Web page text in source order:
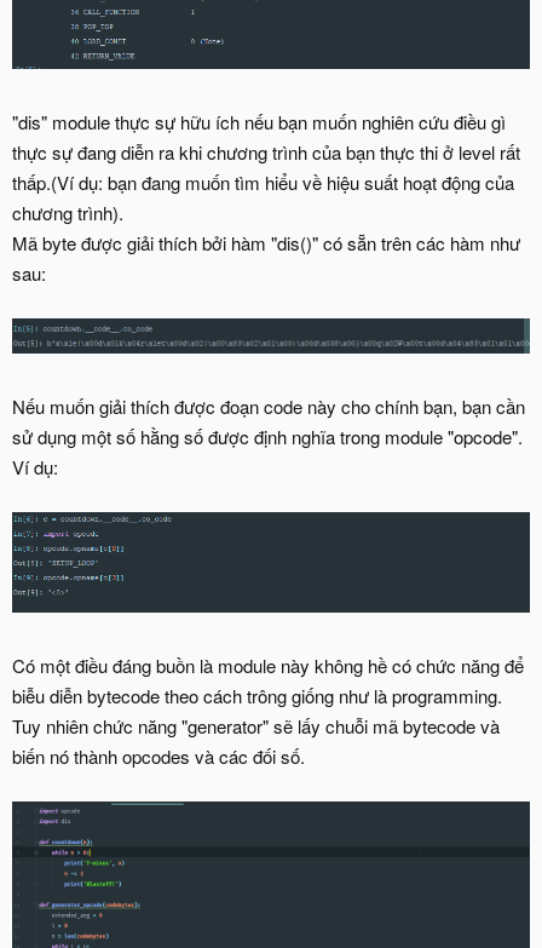
"dis" module thực sự hữu ích nếu bạn muốn nghiên cứu điều gì
thực sự đang diễn ra khi chương trình của bạn thực thi ở level rất
thấp.(Ví dụ: bạn đang muốn tìm hiểu về hiệu suất hoạt động của
chương trình).
Mã byte được giải thích bởi hàm "dis()" có sẵn trên các hàm như
sau:
Nếu muốn giải thích được đoạn code này cho chính bạn, bạn cần
sử dụng một số hằng số được định nghĩa trong module "opcode".
Ví dụ:
Có một điều đáng buồn là module này không hề có chức năng để
biễu diễn bytecode theo cách trông giống như là programming.
Tuy nhiên chức năng "generator" sẽ lấy chuỗi mã bytecode và
biến nó thành opcodes và các đối số.